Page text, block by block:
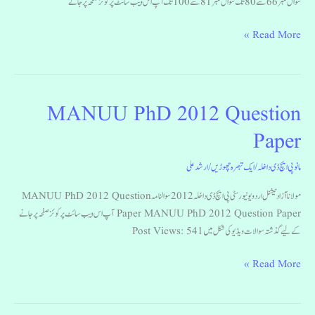
Read More »
MANUU PhD 2012 Question
Paper
مانو پی ایچ ڈی داخلہ/ایک تبصرہ چھوڑیں/ارشد علی
مولانا آزاد نیشنل اردو یونیورسٹی پی ایچ ڈی داخلہ 2012 سوالنامہ MANUU PhD 2012 Question
Paper MANUU PhD 2012 Question Paper آپ اس ویب سائٹ پرکوئز صفحہ پر جانے
کے لیے گذشتہ سوالات ویڈیو کی شکل میں Post Views: 541
MANUU
2012
Question
Paper
Read More »